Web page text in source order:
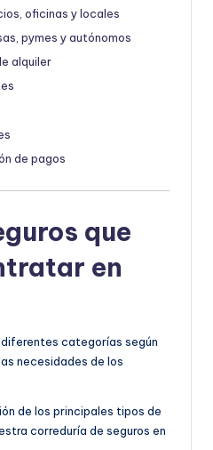
oficinas y locales
pymes y autónomos
alquiler
de pagos
que
en
categorías según
necesidades de los
de los principales tipos de
correduría de seguros en